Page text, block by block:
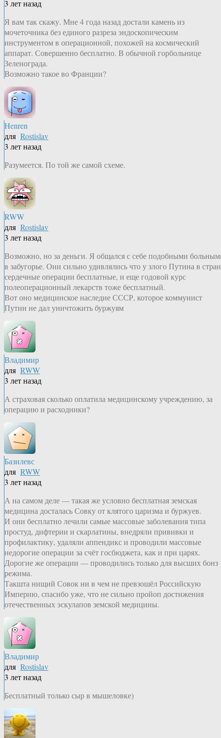
3 лет назад
Я вам так скажу. Мне 4 года назад достали камень из
мочеточника без единого разреза эндоскопическим
инструментом в операционной, похожей на космический
аппарат. Совершенно бесплатно. В обычной горбольнице
Зеленограда.
Возможно такое во Франции?
Henren
для Rostislav
3 лет назад
Разумеется. По той же самой схеме.
RWW
для Rostislav
3 лет назад
Возможно, но за деньги. Я общался с себе подобными
в забугорье. Они сильно удивлялись что у злого Путина в
сердечные операции бесплатные, и еще годовой курс
полеоперационный лекарств тоже бесплатный.
Вот оно медицинское наследие СССР, которое коммунист
Путин не дал уничтожить буржуям
Владимир
для RWW
3 лет назад
А страховая сколько оплатила медицинскому учреждению, за
операцию и расходники?
Базилевс
для RWW
3 лет назад
А на самом деле — такая же условно бесплатная земская
медицина досталась Совку от клятого царизма и буржуев.
И они бесплатно лечили самые массовые заболевания типа
простуд, дифтерии и скарлатины, внедряли прививки и
профилактику, удаляли аппендикс и проводили массовые
недорогие операции за счёт госбюджета, как и при царях.
Дорогие же операции — проводились только для высших бонз
режима.
Такшта нищий Совок ни в чем не превзошёл Российскую
Империю, спасибо уже, что не сильно пройоп достижения
отечественных эскулапов земской медицины.
Владимир
для Rostislav
3 лет назад
Бесплатный только сыр в мышеловке)